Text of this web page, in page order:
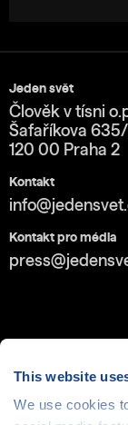
This website
We use cookies
Jeden svět
Člověk v tísni
Šafaříkova
120 00 Praha 2
Kontakt
Kontakt pro média